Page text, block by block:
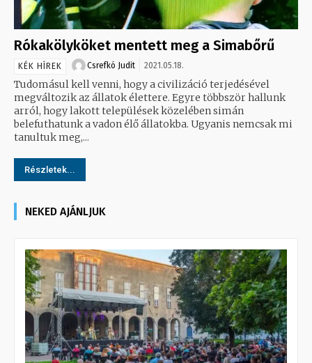
Rókakölyköket mentett meg a Simabőrű
KÉK HÍREK Csrefkó Judit 2021.05.18.
Tudomásul kell venni, hogy a civilizáció terjedésével
megváltozik az állatok élettere. Egyre többször hallunk
arról, hogy lakott települések közelében simán
belefuthatunk a vadon élő állatokba. Ugyanis nemcsak mi
tanultuk meg,...
Részletek...
NEKED AJÁNLJUK